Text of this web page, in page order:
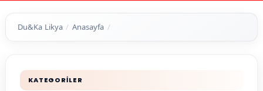
Du&Ka Likya Anasayfa
KATEGORİLER